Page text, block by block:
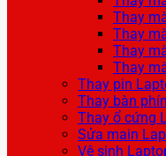
Thay
Thay
Thay
Thay
Thay pin
Thay bàn
Thay ổ cứng
Sửa main
Vệ sinh